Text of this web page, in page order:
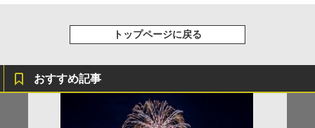
トップページに戻る
おすすめ記事